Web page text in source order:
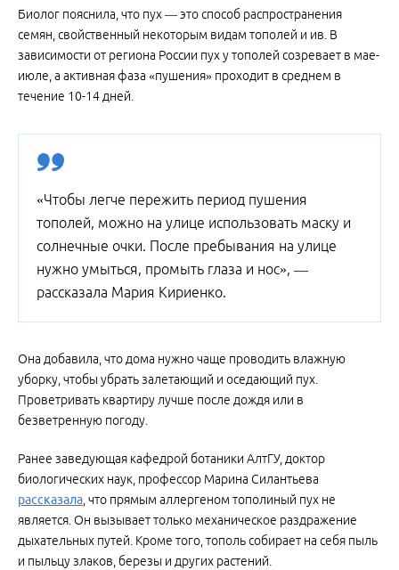
Биолог пояснила, что пух — это способ распространения
семян, свойственный некоторым видам тополей и ив. В
зависимости от региона России пух у тополей созревает в мае-
июле, а активная фаза «пушения» проходит в среднем в
течение 10-14 дней.
«Чтобы легче пережить период пушения
тополей, можно на улице использовать маску и
солнечные очки. После пребывания на улице
нужно умыться, промыть глаза и нос», —
рассказала Мария Кириенко.
Она добавила, что дома нужно чаще проводить влажную
уборку, чтобы убрать залетающий и оседающий пух.
Проветривать квартиру лучше после дождя или в
безветренную погоду.
Ранее заведующая кафедрой ботаники АлтГУ, доктор
биологических наук, профессор Марина Силантьева
рассказала, что прямым аллергеном тополиный пух не
является. Он вызывает только механическое раздражение
дыхательных путей. Кроме того, тополь собирает на себя пыль
и пыльцу злаков, березы и других растений.